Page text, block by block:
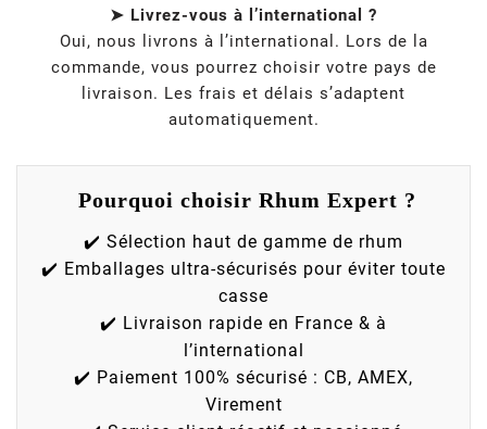
➤ Livrez-vous à l’international ?
Oui, nous livrons à l’international. Lors de la
commande, vous pourrez choisir votre pays de
livraison. Les frais et délais s’adaptent
automatiquement.
Pourquoi choisir Rhum Expert ?
✔️ Sélection haut de gamme de rhum
✔️ Emballages ultra-sécurisés pour éviter toute
casse
✔️ Livraison rapide en France & à
l’international
✔️ Paiement 100% sécurisé : CB, AMEX,
Virement